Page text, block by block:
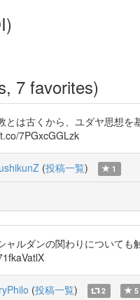
7 favorites)
は古くから、ユダヤ思想
7PGxcGGLzk
(投稿一覧) 1
ャルダンの関わりについて
(投稿一覧) 2 5